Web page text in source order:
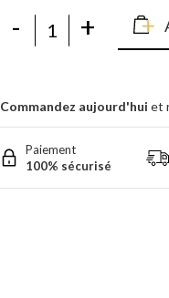
- +
Commandez aujourd'hui et
Paiement
100% sécurisé